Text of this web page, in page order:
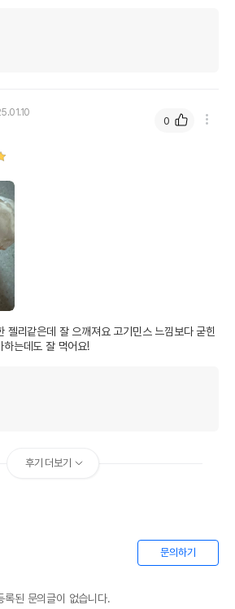
젤리같은데 잘 으깨져요 고기민스 느낌보다 굳힌
하는데도 잘 먹어요!
0
후기 더보기
문의하기
록된 문의글이 없습니다.